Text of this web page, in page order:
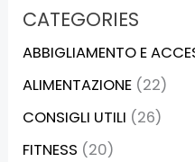
CATEGORIES
ABBIGLIAMENTO E
ALIMENTAZIONE (22)
CONSIGLI UTILI (26)
FITNESS (20)